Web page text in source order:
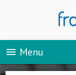
menu Menu